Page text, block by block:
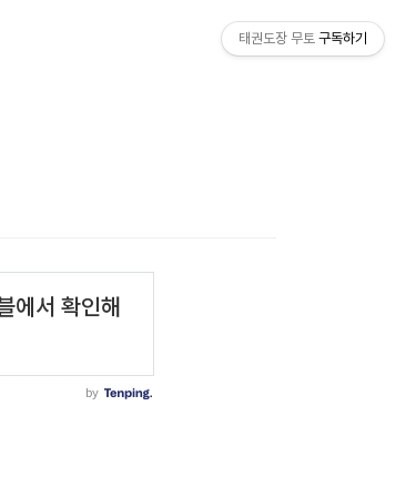
태권도장 무토 구독하기